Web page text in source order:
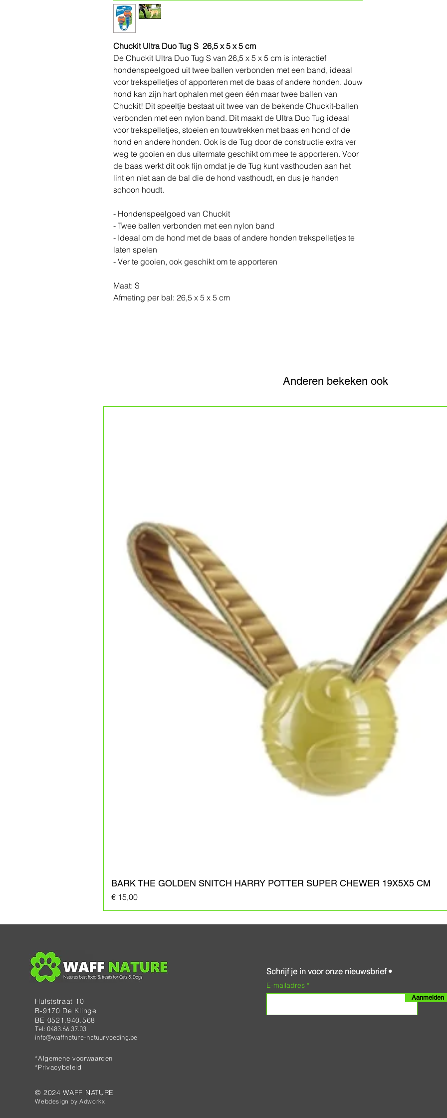
Chuckit Ultra Duo Tug S 26,5 x 5 x 5 cm
De Chuckit Ultra Duo Tug S van 26,5 x 5 x 5 cm is interactief
hondenspeelgoed uit twee ballen verbonden met een band, ideaal
voor trekspelletjes of apporteren met de baas of andere honden. Jouw
hond kan zijn hart ophalen met geen één maar twee ballen van
Chuckit! Dit speeltje bestaat uit twee van de bekende Chuckit-ballen
verbonden met een nylon band. Dit maakt de Ultra Duo Tug ideaal
voor trekspelletjes, stoeien en touwtrekken met baas en hond of de
hond en andere honden. Ook is de Tug door de constructie extra ver
weg te gooien en dus uitermate geschikt om mee te apporteren. Voor
de baas werkt dit ook fijn omdat je de Tug kunt vasthouden aan het
lint en niet aan de bal die de hond vasthoudt, en dus je handen
schoon houdt.
- Hondenspeelgoed van Chuckit
- Twee ballen verbonden met een nylon band
- Ideaal om de hond met de baas of andere honden trekspelletjes te
laten spelen
- Ver te gooien, ook geschikt om te apporteren
Maat: S
Afmeting per bal: 26,5 x 5 x 5 cm
Anderen bekeken ook
BARK THE GOLDEN SNITCH HARRY POTTER SUPER CHEWER 19X5X5 CM
Prijs
€ 15,00
Hulststraat 10
B-9170 De Klinge
BE 0521.940.568
Tel: 0483.66.37.03
info@waffnature-natuurvoeding.be
*Algemene voorwaarden
*Privacybeleid
© 2024 WAFF NATURE
Webdesign byAdworkx
Schrijf je in voor onze nieuwsbrief •
E-mailadres
Aanmelden